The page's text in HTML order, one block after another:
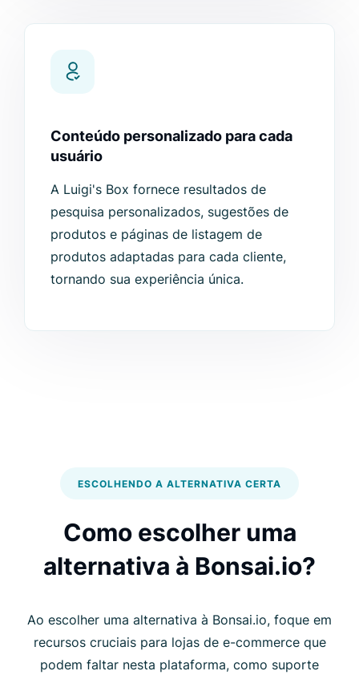
Conteúdo personalizado para cada
usuário
A Luigi's Box fornece resultados de
pesquisa personalizados, sugestões de
produtos e páginas de listagem de
produtos adaptadas para cada cliente,
tornando sua experiência única.
ESCOLHENDO A ALTERNATIVA CERTA
Como escolher uma
alternativa à Bonsai.io?
Ao escolher uma alternativa à Bonsai.io, foque em
recursos cruciais para lojas de e-commerce que
podem faltar nesta plataforma, como suporte